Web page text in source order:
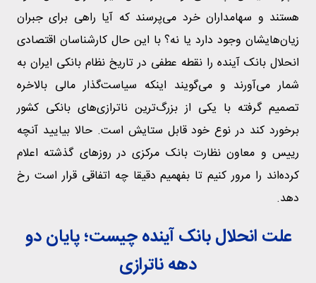
هستند و سهامداران خرد می‌پرسند که آیا راهی برای جبران
زیان‌هایشان وجود دارد یا نه؟ با این حال کارشناسان اقتصادی
انحلال بانک آینده را نقطه عطفی در تاریخ نظام بانکی ایران به
شمار می‌آورند و می‌گویند اینکه سیاست‌گذار مالی بالاخره
تصمیم گرفته با یکی از بزرگ‌ترین ناترازی‌های بانکی کشور
برخورد کند در نوع خود قابل ستایش است. حالا بیایید آنچه
رییس و معاون نظارت بانک مرکزی در روزهای گذشته اعلام
کرده‌اند را مرور کنیم تا بفهمیم دقیقا چه اتفاقی قرار است رخ
دهد.
علت انحلال بانک آینده چیست؛ پایان دو
دهه ناترازی